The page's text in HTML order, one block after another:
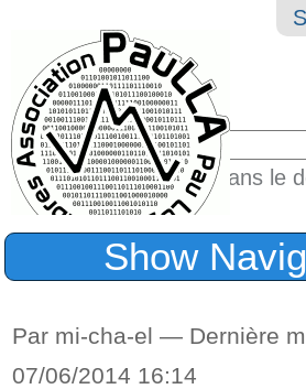
Chercher par
Seulement dans le
Recherche
Show
Par mi-cha-el — Dernière
07/06/2014 16:14